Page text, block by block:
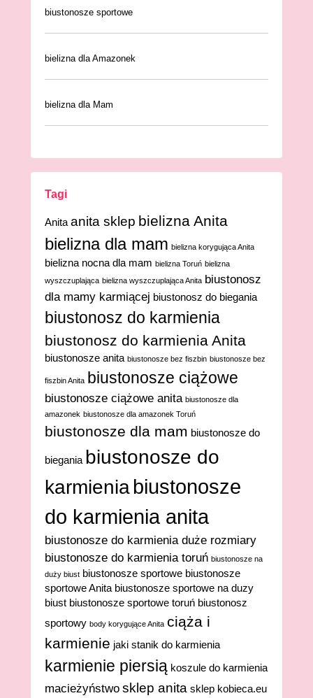
biustonosze sportowe
bielizna dla Amazonek
bielizna dla Mam
Tagi
Anita anita sklep bielizna Anita
bielizna dla mam bielizna korygująca Anita
bielizna nocna dla mam bielizna Toruń bielizna
wyszczuplająca bielizna wyszczuplająca Anita biustonosz
dla mamy karmiącej biustonosz do biegania
biustonosz do karmienia
biustonosz do karmienia Anita
biustonosze anita biustonosze bez fiszbin biustonosze bez
fiszbin Anita biustonosze ciążowe
biustonosze ciążowe anita biustonosze dla
amazonek biustonosze dla amazonek Toruń
biustonosze dla mam biustonosze do
biegania biustonosze do
karmieniabiustonosze
do karmienia anita
biustonosze do karmienia duże rozmiary
biustonosze do karmienia toruń biustonosze na
duży biust biustonosze sportowe biustonosze
sportowe Anita biustonosze sportowe na duzy
biust biustonosze sportowe toruń biustonosz
sportowy body korygujące Anita ciąża i
karmienie jaki stanik do karmienia
karmienie piersią koszule do karmienia
macieżyństwo sklep anita sklep kobieca.eu